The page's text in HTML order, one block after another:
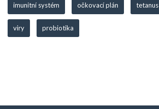
imunitní systém očkovací plán tetanus
viry probiotika